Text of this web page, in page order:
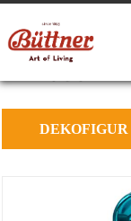
DEKOFIGUR